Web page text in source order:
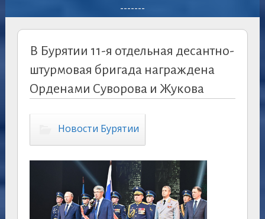
-------
В Бурятии 11-я отдельная десантно-
штурмовая бригада награждена
Орденами Суворова и Жукова
Новости Бурятии